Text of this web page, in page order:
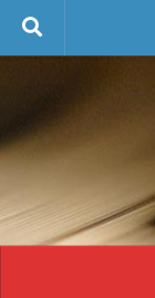
Skip to content